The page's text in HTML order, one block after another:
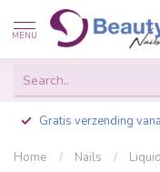
MENU
Home / Nails /